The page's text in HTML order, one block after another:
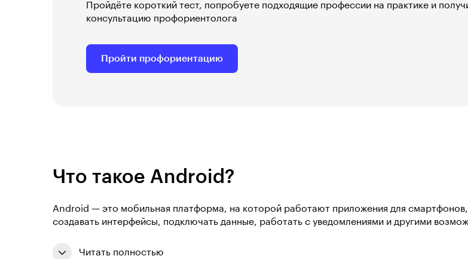
Пройдёте короткий тест, попробуете подходящие профессии на практике и
консультацию профориентолога
Пройти профориентацию
Что такое Android?
Android — это мобильная платформа, на которой работают приложения для
создавать интерфейсы, подключать данные, работать с уведомлениями и другими
Читать полностью